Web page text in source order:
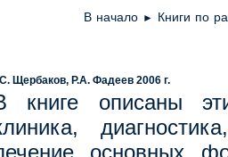
В начало ► Книги по
Щербаков, Р.А. Фадеев 2006 г.
книге описаны
основных